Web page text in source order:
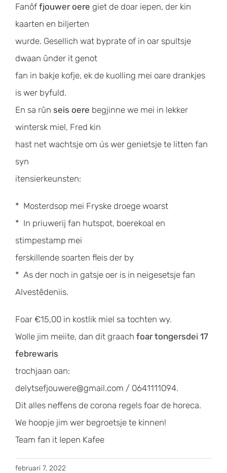
Fanôf fjouwer oere giet de doar iepen, der kin
kaarten en biljerten
wurde. Gesellich wat byprate of in oar spultsje
dwaan ûnder it genot
fan in bakje kofje, ek de kuolling mei oare drankjes
is wer byfuld.
En sa rûn seis oere begjinne we mei in lekker
wintersk miel, Fred kin
hast net wachtsje om ús wer genietsje te litten fan
syn
itensierkeunsten:
* Mosterdsop mei Fryske droege woarst
* In priuwerij fan hutspot, boerekoal en
stimpestamp mei
ferskillende soarten fleis der by
* As der noch in gatsje oer is in neigesetsje fan
Alvestêdeniis.
Foar €15,00 in kostlik miel sa tochten wy.
Wolle jim meiite, dan dit graach foar tongersdei 17
febrewaris
trochjaan oan:
delytsefjouwere@gmail.com / 0641111094.
Dit alles neffens de corona regels foar de horeca.
We hoopje jim wer begroetsje te kinnen!
Team fan it Iepen Kafee
februari 7, 2022